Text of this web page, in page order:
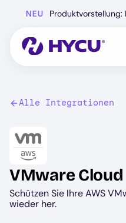
Hauptinhalt
NEU Produktvorstellung:
Alle Integrationen
Image
VMware Cloud
Schützen Sie Ihre AWS
wieder her.